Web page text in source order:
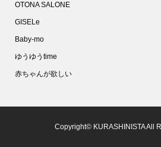
OTONA SALONE
GISELe
Baby-mo
ゆうゆうtime
赤ちゃんが欲しい
Copyright© KURASHINISTA All